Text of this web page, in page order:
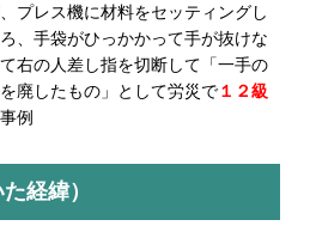
プレス機に材料をセッティングし
、手袋がひっかかって手が抜けな
右の人差し指を切断して「一手の
廃したもの」として労災で１２級
例
経緯）